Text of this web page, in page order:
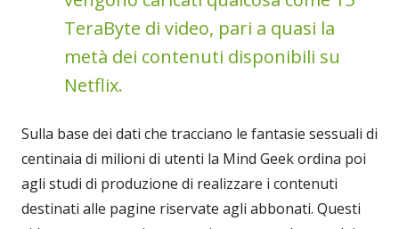
TeraByte di video, pari a quasi la
metà dei contenuti disponibili su
Netflix.
Sulla base dei dati che tracciano le fantasie sessuali di
centinaia di milioni di utenti la Mind Geek ordina poi
agli studi di produzione di realizzare i contenuti
destinati alle pagine riservate agli abbonati. Questi